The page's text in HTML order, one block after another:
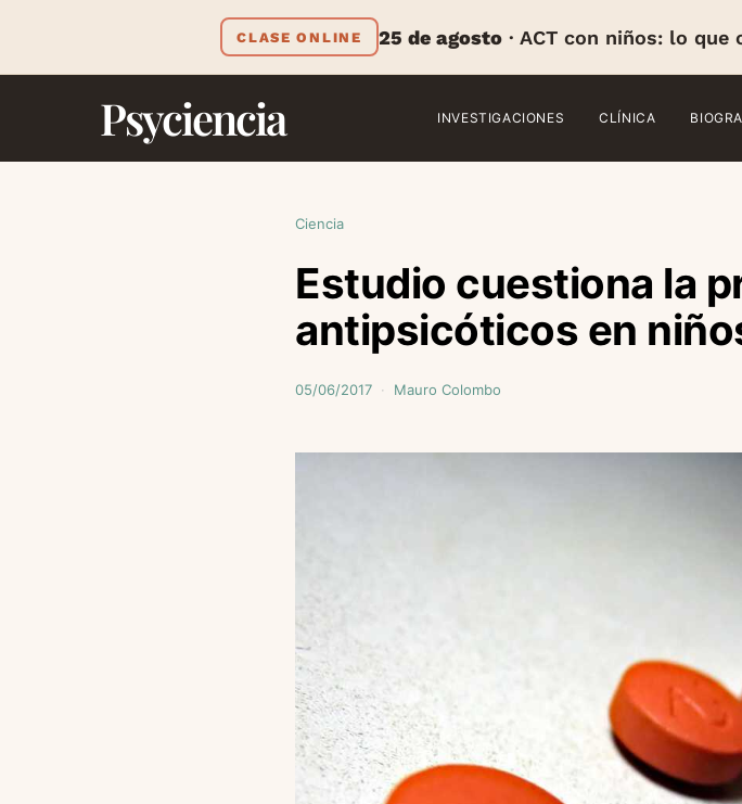
CLASE ONLINE 25 de agosto · ACT con niños: lo
Psyciencia INVESTIGACIONES CLÍNICA
Ciencia
Estudio cuestiona la
antipsicóticos en
05/06/2017 Mauro Colombo